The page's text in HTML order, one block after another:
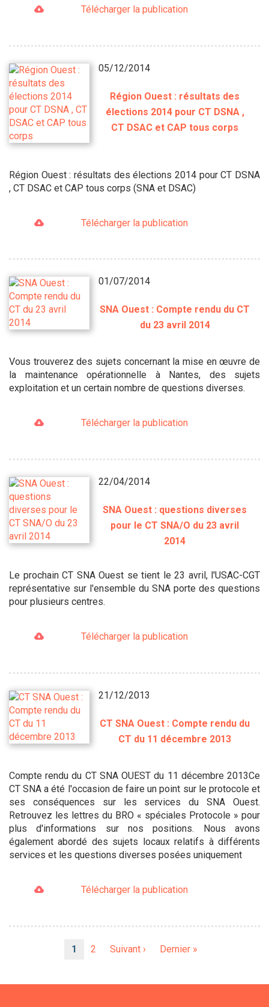
Télécharger la publication
05/12/2014
Région Ouest : résultats des
élections 2014 pour CT DSNA ,
CT DSAC et CAP tous corps
Région Ouest : résultats des élections 2014 pour CT DSNA
, CT DSAC et CAP tous corps (SNA et DSAC)
Télécharger la publication
01/07/2014
SNA Ouest : Compte rendu du CT
du 23 avril 2014
Vous trouverez des sujets concernant la mise en œuvre de
la maintenance opérationnelle à Nantes, des sujets
exploitation et un certain nombre de questions diverses.
Télécharger la publication
22/04/2014
SNA Ouest : questions diverses
pour le CT SNA/O du 23 avril
2014
Le prochain CT SNA Ouest se tient le 23 avril, l'USAC-CGT
représentative sur l'ensemble du SNA porte des questions
pour plusieurs centres.
Télécharger la publication
21/12/2013
CT SNA Ouest : Compte rendu du
CT du 11 décembre 2013
Compte rendu du CT SNA OUEST du 11 décembre 2013Ce
CT SNA a été l'occasion de faire un point sur le protocole et
ses conséquences sur les services du SNA Ouest.
Retrouvez les lettres du BRO « spéciales Protocole » pour
plus d'informations sur nos positions. Nous avons
également abordé des sujets locaux relatifs à différents
services et les questions diverses posées uniquement
Télécharger la publication
Page
1 Page
2
Page
Suivant ›
Dernière
Dernier »